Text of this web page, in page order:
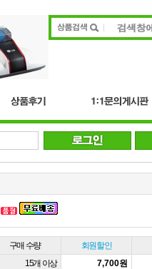
구매 수량 회원할인
15개 이상
7,700원